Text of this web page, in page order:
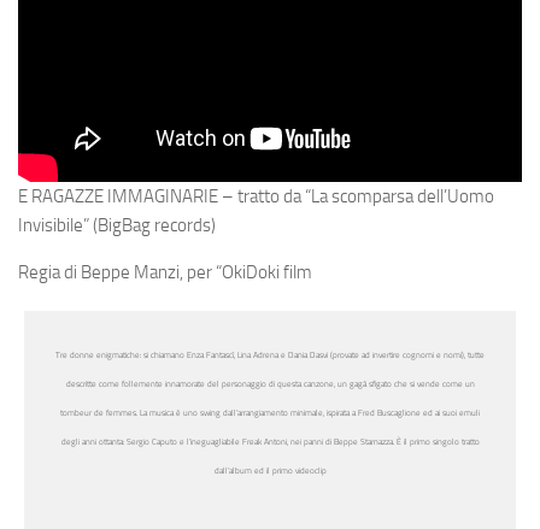
E RAGAZZE IMMAGINARIE – tratto da “La scomparsa dell’Uomo
Invisibile” (BigBag records)
Regia di Beppe Manzi, per “OkiDoki film
Tre donne enigmatiche: si chiamano Enza Fantascì, Lina Adrena e Dania Dasvi (provate ad invertire cognomi e nomi), tutte
descritte come follemente innamorate del personaggio di questa canzone, un gagà sfigato che si vende come un
tombeur de femmes. La musica è uno swing dall’arrangiamento minimale, ispirata a Fred Buscaglione ed ai suoi emuli
degli anni ottanta: Sergio Caputo e l’ineguagliabile Freak Antoni, nei panni di Beppe Starnazza. È il primo singolo tratto
dall’album ed il primo videoclip